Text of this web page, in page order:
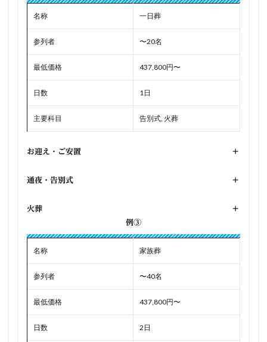
名称 一日葬
参列者 〜20名
最低価格 437,800円〜
日数 1日
主要科目 告別式, 火葬
お迎え・ご安置 +
通夜・告別式 +
火葬
+
例③
名称 家族葬
参列者 〜40名
最低価格 437,800円〜
日数 2日